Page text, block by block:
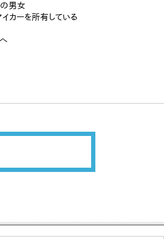
男女
ーを所有している